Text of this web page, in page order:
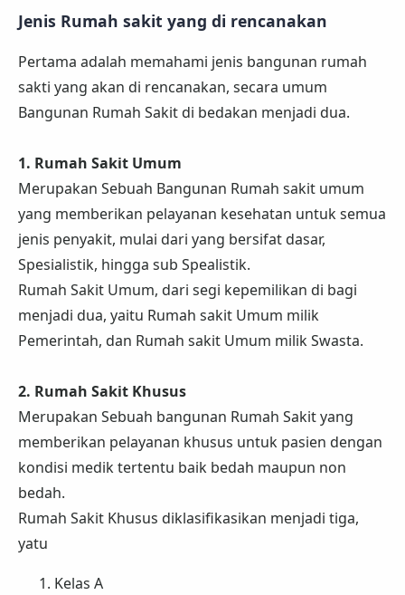
Jenis Rumah sakit yang di rencanakan
Pertama adalah memahami jenis bangunan rumah
sakti yang akan di rencanakan, secara umum
Bangunan Rumah Sakit di bedakan menjadi dua.
1. Rumah Sakit Umum
Merupakan Sebuah Bangunan Rumah sakit umum
yang memberikan pelayanan kesehatan untuk semua
jenis penyakit, mulai dari yang bersifat dasar,
Spesialistik, hingga sub Spealistik.
Rumah Sakit Umum, dari segi kepemilikan di bagi
menjadi dua, yaitu Rumah sakit Umum milik
Pemerintah, dan Rumah sakit Umum milik Swasta.
2. Rumah Sakit Khusus
Merupakan Sebuah bangunan Rumah Sakit yang
memberikan pelayanan khusus untuk pasien dengan
kondisi medik tertentu baik bedah maupun non
bedah.
Rumah Sakit Khusus diklasifikasikan menjadi tiga,
yatu
Kelas A